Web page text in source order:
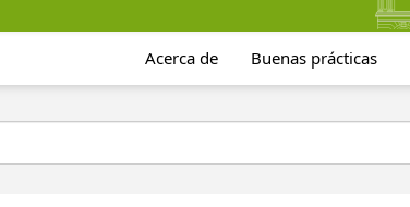
Acerca de Buenas prácticas